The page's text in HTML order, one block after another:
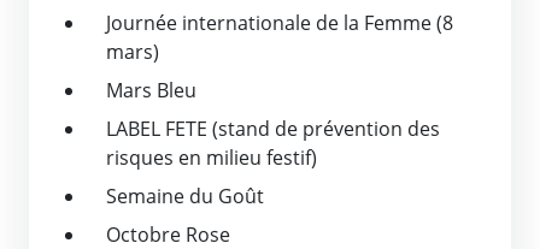
Journée internationale de la Femme (8
mars)
Mars Bleu
LABEL FETE (stand de prévention des
risques en milieu festif)
Semaine du Goût
Octobre Rose